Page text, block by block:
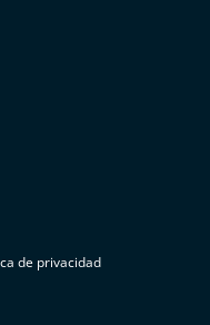
de privacidad